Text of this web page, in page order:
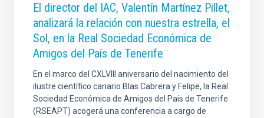
El director del IAC, Valentín Martínez Pillet,
analizará la relación con nuestra estrella, el
Sol, en la Real Sociedad Económica de
Amigos del País de Tenerife
En el marco del CXLVIII aniversario del nacimiento del
ilustre científico canario Blas Cabrera y Felipe, la Real
Sociedad Económica de Amigos del País de Tenerife
(RSEAPT) acogerá una conferencia a cargo de